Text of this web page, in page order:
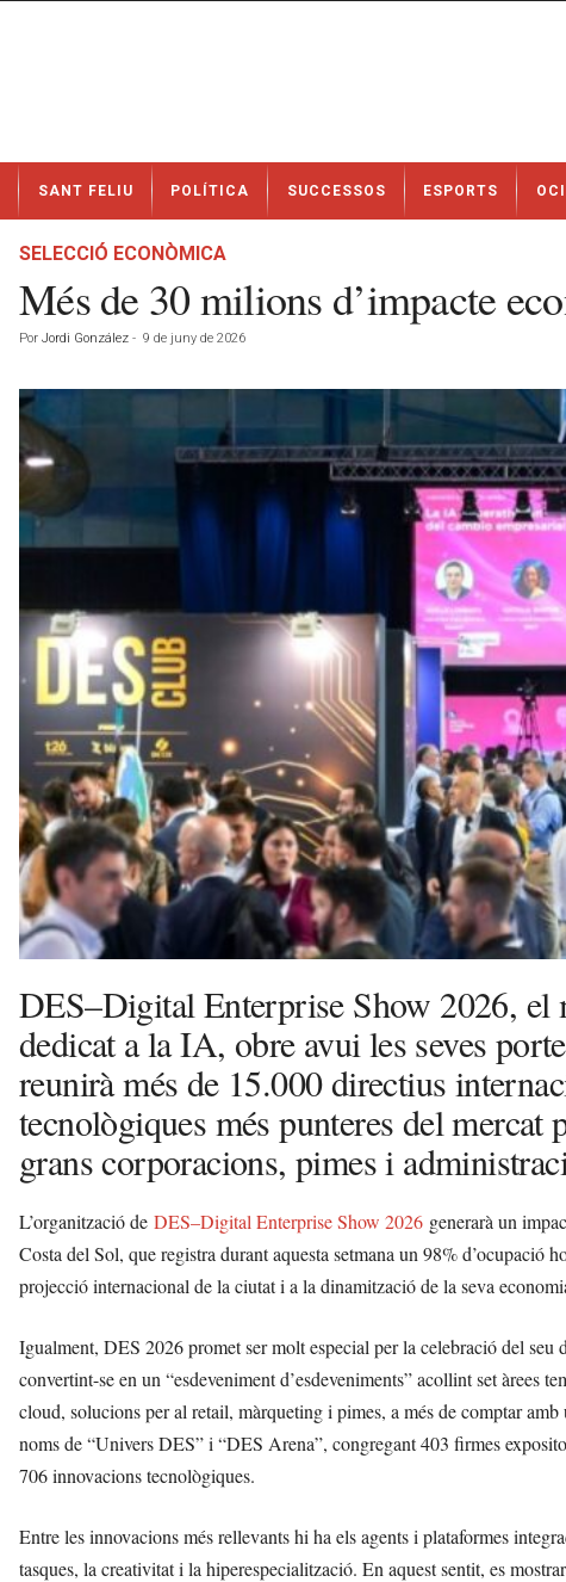
t
SANT FELIU POLÍTICA SUCCESSOS ESPORTS OCI
SELECCIÓ ECONÒMICA
Més de 30 milions d’impacte
Por Jordi González - 9 de juny de 2026
DES–Digital Enterprise Show 2026, el
dedicat a la IA, obre avui les seves
reunirà més de 15.000 directius
tecnològiques més punteres del
grans corporacions, pimes i
L’organització de DES–Digital Enterprise Show 2026 generarà un
Costa del Sol, que registra durant aquesta setmana un 98% d’ocupació
projecció internacional de la ciutat i a la dinamització de la seva
Igualment, DES 2026 promet ser molt especial per la celebració del seu
convertint-se en un “esdeveniment d’esdeveniments” acollint set àrees
cloud, solucions per al retail, màrqueting i pimes, a més de comptar
noms de “Univers DES” i “DES Arena”, congregant 403 firmes
706 innovacions tecnològiques.
Entre les innovacions més rellevants hi ha els agents i plataformes
tasques, la creativitat i la hiperespecialització. En aquest sentit, es